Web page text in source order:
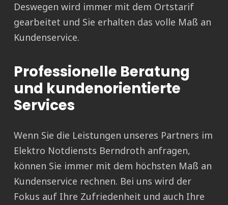
Deswegen wird immer mit dem Ortstarif
gearbeitet und Sie erhalten das volle Maß an
Kundenservice.
Professionelle Beratung
und kundenorientierte
Services
Wenn Sie die Leistungen unseres Partners im
Elektro Notdiensts Berndroth anfragen,
können Sie immer mit dem höchsten Maß an
Kundenservice rechnen. Bei uns wird der
Fokus auf Ihre Zufriedenheit und auch Ihre